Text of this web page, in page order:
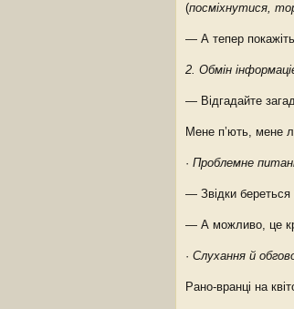
(посміхнутися,
— А тепер покажіть
2. Обмін
— Відгадайте
Мене п’ють, мене
· Проблемне
— Звідки береться
— А можливо, це
· Слухання й
Рано-вранці на